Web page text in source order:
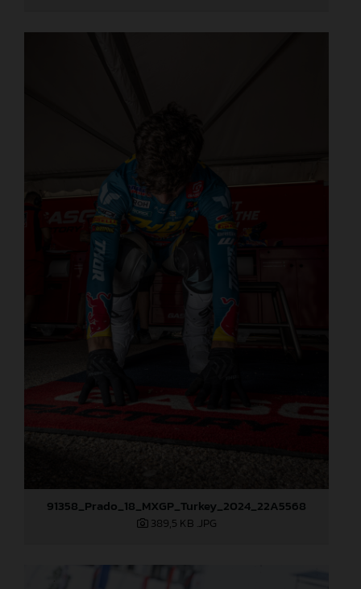
91358_Prado_18_MXGP_Turkey_2024_22A5568
389,5 KB .JPG